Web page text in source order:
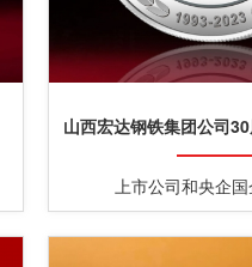
山西宏达钢铁集团公司
定制
上市公司和央企